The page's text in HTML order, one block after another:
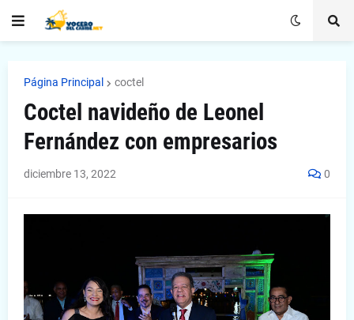
Página Principal coctel
Coctel navideño de Leonel
Fernández con empresarios
diciembre 13, 2022 0